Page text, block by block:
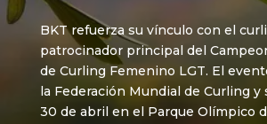
BKT refuerza su vínculo con el
patrocinador principal del
de Curling Femenino LGT. El
la Federación Mundial de Curling y
30 de abril en el Parque Olímpico